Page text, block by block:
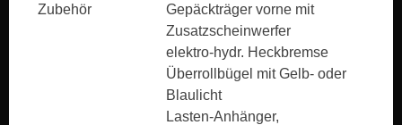
Zubehör
Gepäckträger vorne mit
Zusatzscheinwerfer
elektro-hydr. Heckbremse
Überrollbügel mit Gelb- oder
Blaulicht
Lasten-Anhänger,